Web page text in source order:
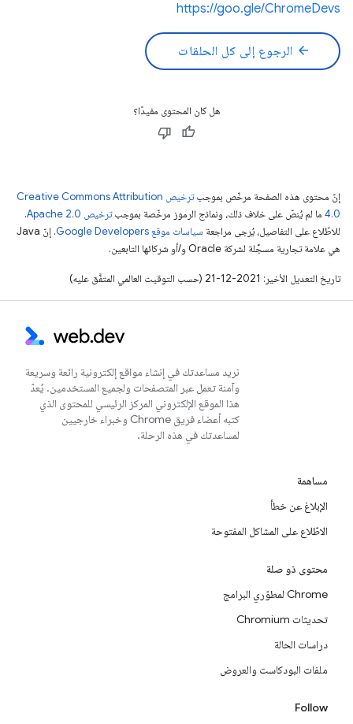
https://goo.gle/ChromeDevs
arrow_back الرجوع إلى كل الحلقات
هل كان المحتوى مفيدًا؟
إنّ محتوى هذه الصفحة مرخّص بموجب
ترخيص Creative Commons Attribution
4.0‏ ما لم يُنصّ على خلاف ذلك، ونماذج الرموز مرخّصة بموجبترخيص Apache 2.0‏
.
للاطّلاع على التفاصيل، يُرجى مراجعة سياسات موقع Google Developers‏
. إنّ Java
هي علامة تجارية مسجَّلة لشركة Oracle و/أو شركائها التابعين.
تاريخ التعديل الأخير: 2021-12-21 (حسب التوقيت العالمي المتفَّق عليه)
نريد مساعدتك في إنشاء مواقع إلكترونية رائعة وسريعة
وآمنة تعمل عبر المتصفحات ولجميع المستخدمين. يُعدّ
هذا الموقع الإلكتروني المركز الرئيسي للمحتوى الذي
كتبه أعضاء فريق Chrome وخبراء خارجيين
لمساعدتك في هذه الرحلة.
مساهمة
الإبلاغ عن خطأ
الاطّلاع على المشاكل المفتوحة
محتوى ذو صلة
Chrome لمطوّري البرامج
تحديثات Chromium
دراسات الحالة
ملفات البودكاست والعروض
Follow